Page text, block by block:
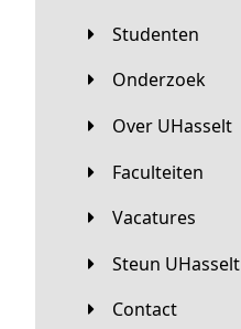
Studenten
Onderzoek
Over UHasselt
Faculteiten
Vacatures
Steun UHasselt
Contact